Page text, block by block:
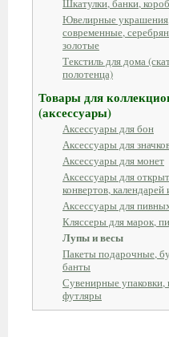
Шкатулки, банки,
Ювелирные
современные,
золотые
Текстиль для дома
полотенца)
Товары для
(аксессуары)
Аксессуары для бон
Аксессуары для
Аксессуары для монет
Аксессуары для
конвертов, календарей
Аксессуары для
Кляссеры для марок,
Лупы и весы
Пакеты подарочные,
банты
Сувенирные упаковки,
футляры